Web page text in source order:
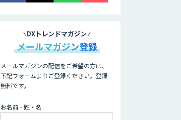
DXトレンドマガジン
メールマガジン登録
メールマガジンの配信をご希望の方は、
下記フォームよりご登録ください。登録
無料です。
お名前 - 姓・名